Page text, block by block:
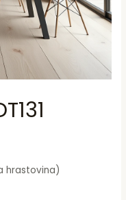
hrastovina)